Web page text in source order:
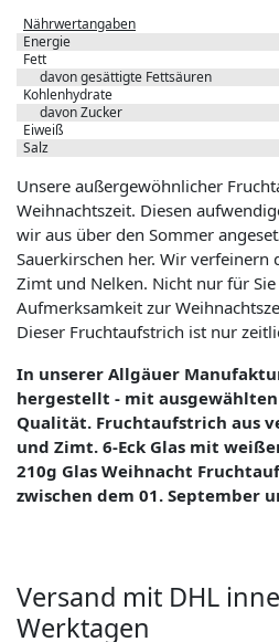
Nährwertangaben
Energie
Fett
davon gesättigte Fettsäuren
Kohlenhydrate
davon Zucker
Eiweiß
Salz
Unsere außergewöhnlicher
Weihnachtszeit. Diesen
wir aus über den Sommer
Sauerkirschen her. Wir
Zimt und Nelken. Nicht nur für
Aufmerksamkeit zur
Dieser Fruchtaufstrich ist nur
In unserer Allgäuer
hergestellt - mit
Qualität. Fruchtaufstrich aus
und Zimt. 6-Eck Glas mit
210g Glas Weihnacht
zwischen dem 01. September
Versand mit DHL
Werktagen